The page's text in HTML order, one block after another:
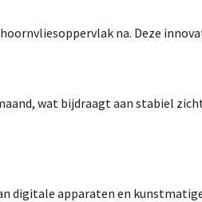
na. Deze
wat bijdraagt aan stabiel
digitale apparaten en